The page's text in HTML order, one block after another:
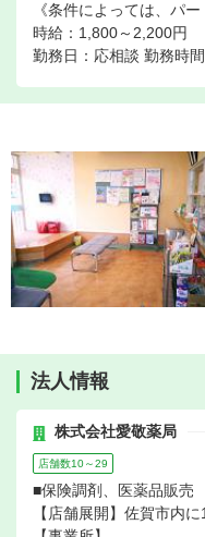
《条件によっては、パー
時給：1,800～2,200円
勤務日：応相談 勤務時
法人情報
株式会社愛敬薬局
店舗数10～29
■保険調剤、医薬品販売
【店舗展開】佐賀市内